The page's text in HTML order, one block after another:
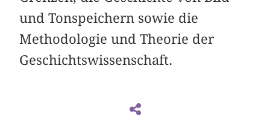
und Tonspeichern sowie die
Methodologie und Theorie der
Geschichtswissenschaft.